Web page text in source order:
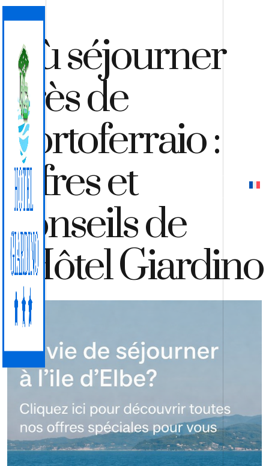
Où séjourner
près de
Portoferraio :
offres et
conseils de
l’Hôtel Giardino